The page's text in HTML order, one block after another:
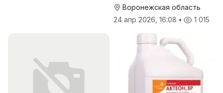
Воронежская область
24 апр 2026, 16:08 • 1 015